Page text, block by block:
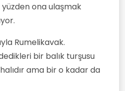
yüzden ona ulaşmak
Rumelikavak.
bir balık turşusu
ama bir o kadar da